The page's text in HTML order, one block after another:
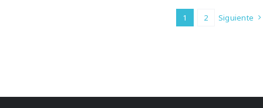
1 2 Siguiente